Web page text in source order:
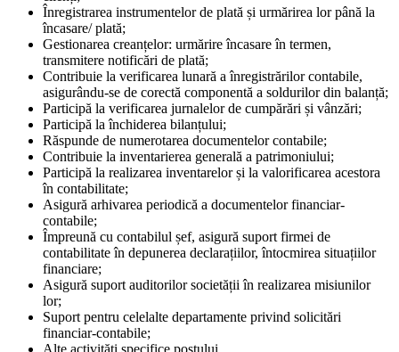
Înregistrarea instrumentelor de plată și urmărirea lor până la
încasare/ plată;
Gestionarea creanțelor: urmărire încasare în termen,
transmitere notificări de plată;
Contribuie la verificarea lunară a înregistrărilor contabile,
asigurându-se de corectă componentă a soldurilor din balanță;
Participă la verificarea jurnalelor de cumpărări și vânzări;
Participă la închiderea bilanțului;
Răspunde de numerotarea documentelor contabile;
Contribuie la inventarierea generală a patrimoniului;
Participă la realizarea inventarelor și la valorificarea acestora
în contabilitate;
Asigură arhivarea periodică a documentelor financiar-
contabile;
Împreună cu contabilul șef, asigură suport firmei de
contabilitate în depunerea declarațiilor, întocmirea situațiilor
financiare;
Asigură suport auditorilor societății în realizarea misiunilor
lor;
Suport pentru celelalte departamente privind solicitări
financiar-contabile;
Alte activităţi specifice postului.